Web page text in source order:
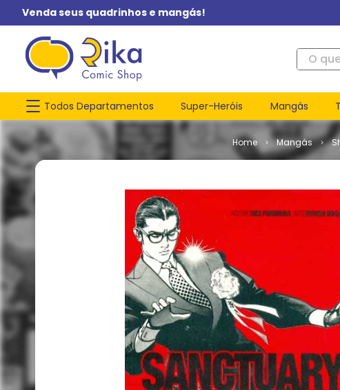
Venda seus quadrinhos e mangás!
O que
Todos Departamentos Super-Heróis Mangás
Mangás